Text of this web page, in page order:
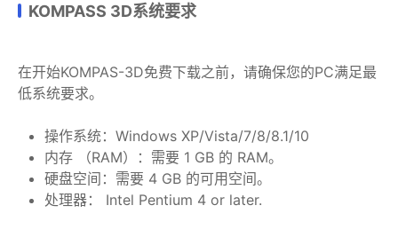
KOMPASS 3D系统要求
在开始KOMPAS-3D免费下载之前，请确保您的PC满足最
低系统要求。
操作系统：Windows XP/Vista/7/8/8.1/10
内存 （RAM）：需要 1 GB 的 RAM。
硬盘空间：需要 4 GB 的可用空间。
处理器： Intel Pentium 4 or later.